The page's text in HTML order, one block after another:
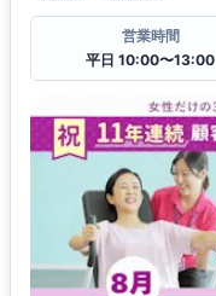
営業時間
平日 10:00〜13:00